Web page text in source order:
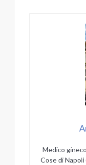
Medico
Cose di